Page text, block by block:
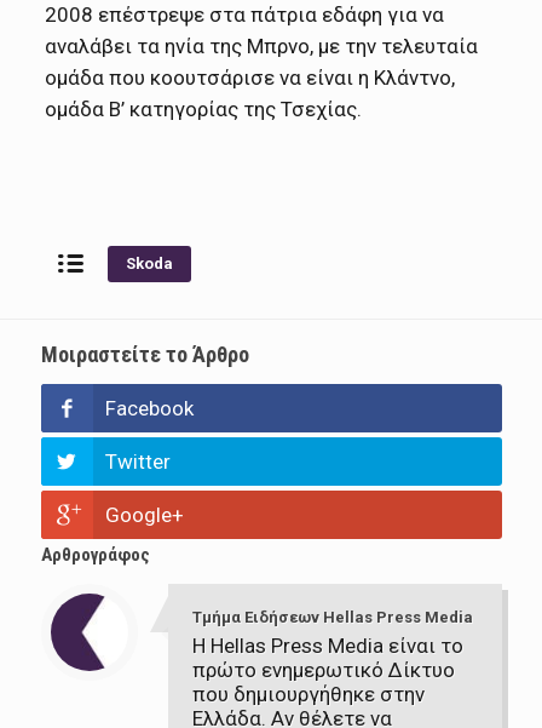
2008 επέστρεψε στα πάτρια εδάφη για να
αναλάβει τα ηνία της Μπρνο, με την τελευταία
ομάδα που κοουτσάρισε να είναι η Κλάντνο,
ομάδα Β’ κατηγορίας της Τσεχίας.
Skoda
Μοιραστείτε το Άρθρο
Facebook
Twitter
Google+
Αρθρογράφος
Τμήμα Ειδήσεων Hellas Press Media
Η Hellas Press Media είναι το
πρώτο ενημερωτικό Δίκτυο
που δημιουργήθηκε στην
Ελλάδα. Αν θέλετε να